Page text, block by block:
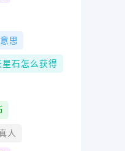
思
星石怎么获得
人